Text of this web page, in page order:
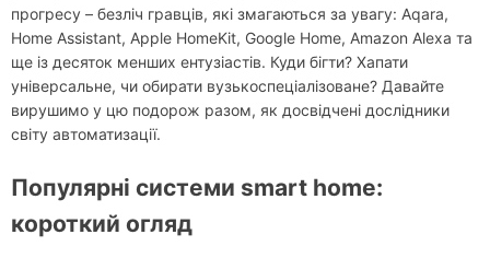
прогресу – безліч гравців, які змагаються за увагу: Aqara,
Home Assistant, Apple HomeKit, Google Home, Amazon Alexa та
ще із десяток менших ентузіастів. Куди бігти? Хапати
універсальне, чи обирати вузькоспеціалізоване? Давайте
вирушимо у цю подорож разом, як досвідчені дослідники
світу автоматизації.
Популярні системи smart home:
короткий огляд